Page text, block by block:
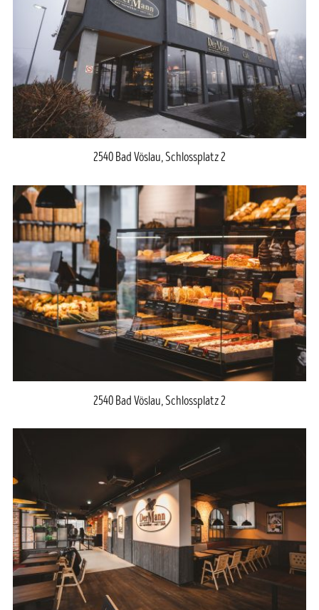
2540 Bad Vöslau, Schlossplatz 2
2540 Bad Vöslau, Schlossplatz 2